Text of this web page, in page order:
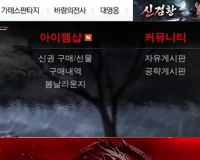
아이템샵
신권 구매/선물
구매내역
봄날라운지
커뮤니티
자유게시판
공략게시판